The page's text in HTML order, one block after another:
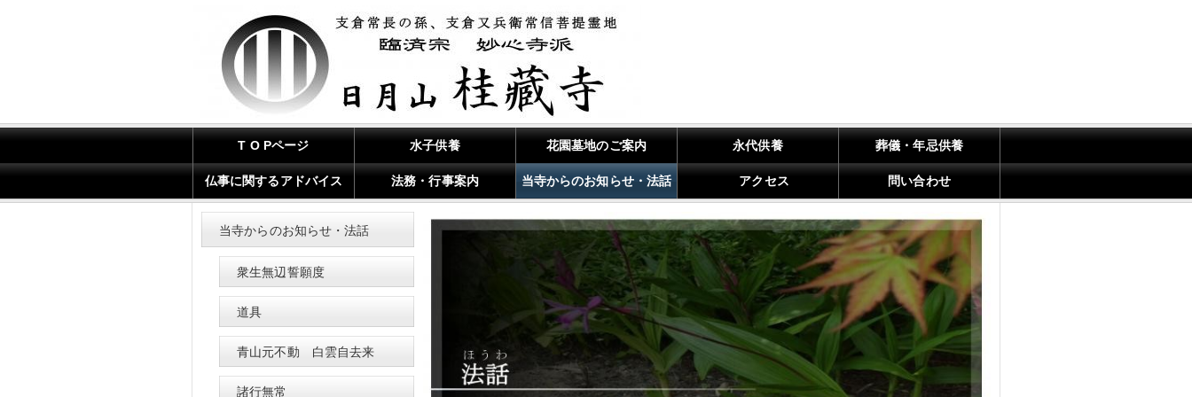
T O Pページ 水子供養 花園墓地のご案内 永代供養 葬儀・年忌供養
仏事に関するアドバイス 法務・行事案内 当寺からのお知らせ・法話 アクセス 問い合わせ
当寺からのお知らせ・法話
衆生無辺誓願度
道具
青山元不動 白雲自去来
諸行無常